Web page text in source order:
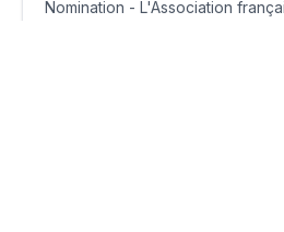
Nomination - L'Association